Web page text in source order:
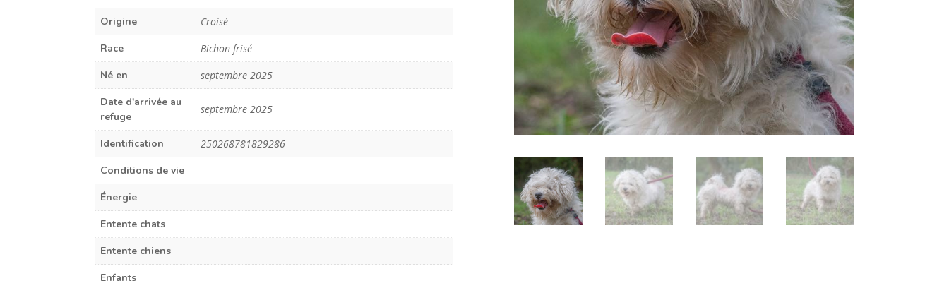
Origine
Croisé
Race
Bichon frisé
Né en
septembre 2025
Date d'arrivée au
refuge
septembre 2025
Identification
250268781829286
Conditions de vie
Énergie
Entente chats
Entente chiens
Enfants